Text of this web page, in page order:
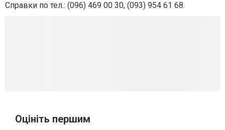
Справки по тел.: (096) 469 00 30, (093) 954 61 68.
Оцініть першим